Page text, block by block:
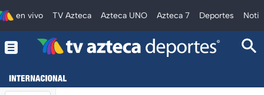
en vivo TV Azteca Azteca UNO Azteca 7 Deportes